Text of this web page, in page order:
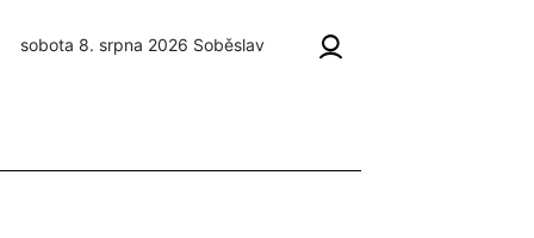
sobota 8. srpna 2026 Soběslav